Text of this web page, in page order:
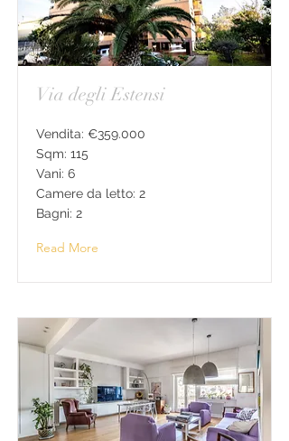
Via degli Estensi
Vendita: €359.000
Sqm: 115
Vani: 6
Camere da letto: 2
Bagni: 2
Read More